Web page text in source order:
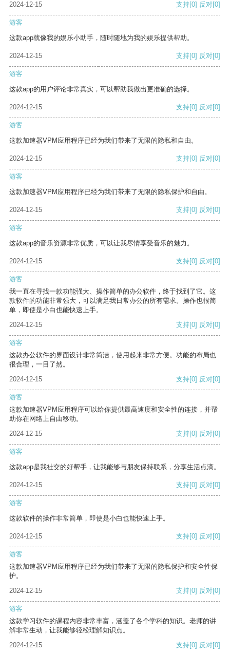
2024-12-15 支持[0] 反对[0]
游客
这款app就像我的娱乐小助手，随时随地为我的娱乐提供帮助。
2024-12-15 支持[0] 反对[0]
游客
这款app的用户评论非常真实，可以帮助我做出更准确的选择。
2024-12-15 支持[0] 反对[0]
游客
这款加速器VPM应用程序已经为我们带来了无限的隐私和自由。
2024-12-15 支持[0] 反对[0]
游客
这款加速器VPM应用程序已经为我们带来了无限的隐私保护和自由。
2024-12-15 支持[0] 反对[0]
游客
这款app的音乐资源非常优质，可以让我尽情享受音乐的魅力。
2024-12-15 支持[0] 反对[0]
游客
我一直在寻找一款功能强大、操作简单的办公软件，终于找到了它。这
款软件的功能非常强大，可以满足我日常办公的所有需求。操作也很简
单，即使是小白也能快速上手。
2024-12-15
支持[0] 反对[0]
游客
这款办公软件的界面设计非常简洁，使用起来非常方便。功能的布局也
很合理，一目了然。
2024-12-15
支持[0] 反对[0]
游客
这款加速器VPM应用程序可以给你提供最高速度和安全性的连接，并帮
助你在网络上自由移动。
2024-12-15
支持[0] 反对[0]
游客
这款app是我社交的好帮手，让我能够与朋友保持联系，分享生活点滴。
2024-12-15 支持[0] 反对[0]
游客
这款软件的操作非常简单，即使是小白也能快速上手。
2024-12-15 支持[0] 反对[0]
游客
这款加速器VPM应用程序已经为我们带来了无限的隐私保护和安全性保
护。
2024-12-15
支持[0] 反对[0]
游客
这款学习软件的课程内容非常丰富，涵盖了各个学科的知识。老师的讲
解非常生动，让我能够轻松理解知识点。
2024-12-15
支持[0] 反对[0]